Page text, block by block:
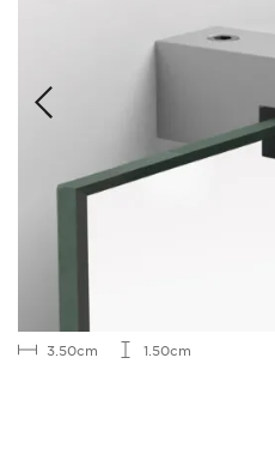
3.50cm 1.50cm